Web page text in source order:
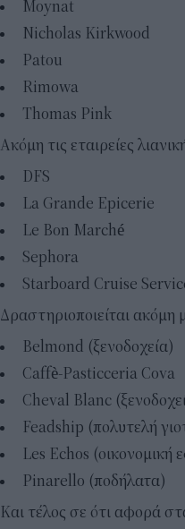
Moynat
Nicholas Kirkwood
Patou
Rimowa
Thomas Pink
Aκόμη τις εταιρείες
DFS
La Grande Epicerie
Le Bon Marché
Sephora
Starboard Cruise
Δραστηριοποιείται
Belmond (ξενοδοχεία)
Caffè-Pasticceria Cova
Cheval Blanc
Feadship (πολυτελή
Les Echos (οικονομική
Pinarello (ποδήλατα)
Και τέλος σε ότι αφορά